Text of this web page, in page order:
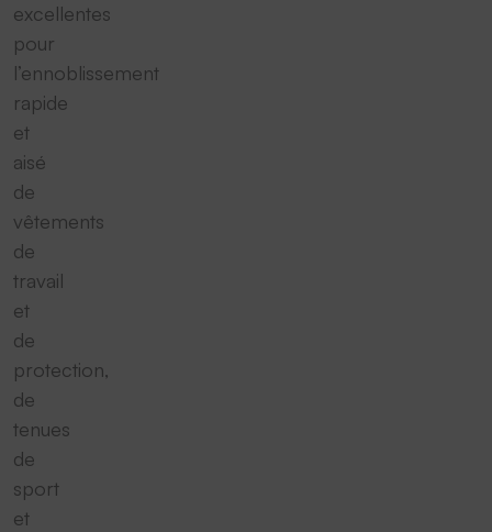
excellentes
pour
l’ennoblissement
rapide
et
aisé
de
vêtements
de
travail
et
de
protection,
de
tenues
de
sport
et